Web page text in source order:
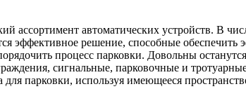
ассортимент автоматических устройств. В
эффективное решение, способные обеспечить
процесс парковки. Довольны
сигнальные, парковочные и
парковки, используя имеющееся